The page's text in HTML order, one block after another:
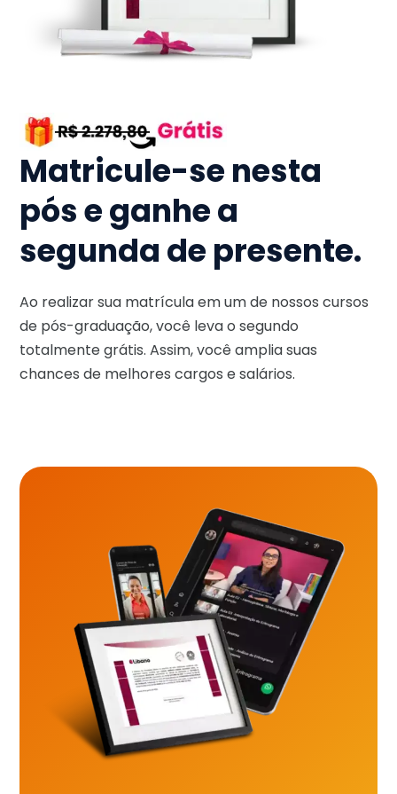
Matricule-se nesta
pós e ganhe a
segunda de presente.
Ao realizar sua matrícula em um de nossos cursos
de pós-graduação, você leva o segundo
totalmente grátis. Assim, você amplia suas
chances de melhores cargos e salários.